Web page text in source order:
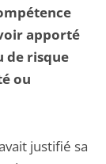
apporté
de risque
ou
justifié sa